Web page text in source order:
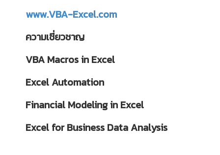
www.VBA-Excel.com
ความเชี่ยวชาญ
VBA Macros in Excel
Excel Automation
Financial Modeling in Excel
Excel for Business Data Analysis